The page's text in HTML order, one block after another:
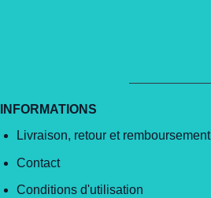
INFORMATIONS
Livraison, retour et remboursement
Contact
Conditions d'utilisation